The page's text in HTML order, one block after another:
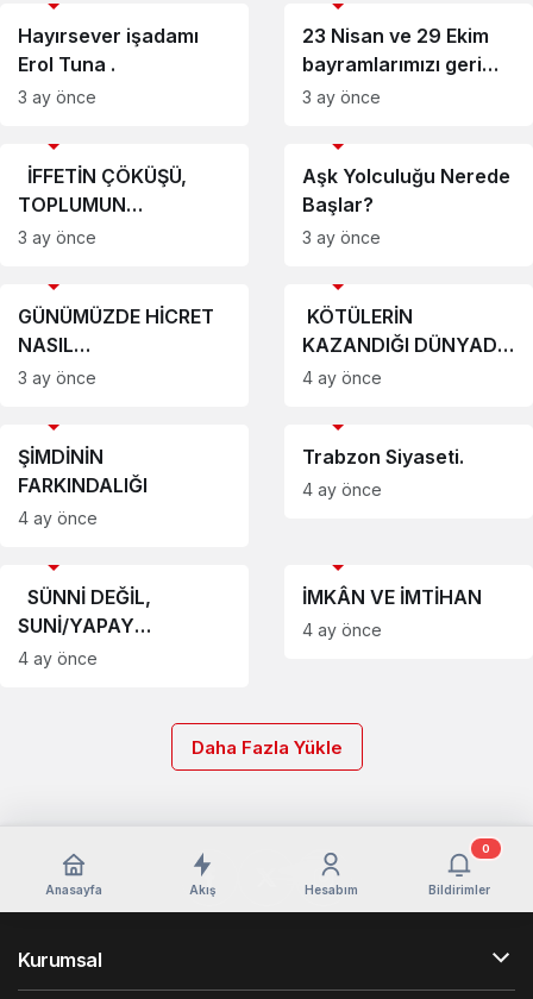
Hayırsever işadamı
Erol Tuna .
3 ay önce
23 Nisan ve 29 Ekim
bayramlarımızı geri
verin.
3 ay önce
İFFETİN ÇÖKÜŞÜ,
TOPLUMUN
ÇÖKÜŞÜDÜR
3 ay önce
Aşk Yolculuğu Nerede
Başlar?
3 ay önce
GÜNÜMÜZDE HİCRET
NASIL
ANLAŞILMALIDIR
3 ay önce
KÖTÜLERİN
KAZANDIĞI DÜNYADA
AHLAK ARAMAK
4 ay önce
ŞİMDİNİN
FARKINDALIĞI
4 ay önce
Trabzon Siyaseti.
4 ay önce
SÜNNİ DEĞİL,
SUNİ/YAPAY
MEZHEPÇİLER
4 ay önce
İMKÂN VE İMTİHAN
4 ay önce
Daha Fazla Yükle
Anasayfa Akış Hesabım Bildirimler
0
Kurumsal